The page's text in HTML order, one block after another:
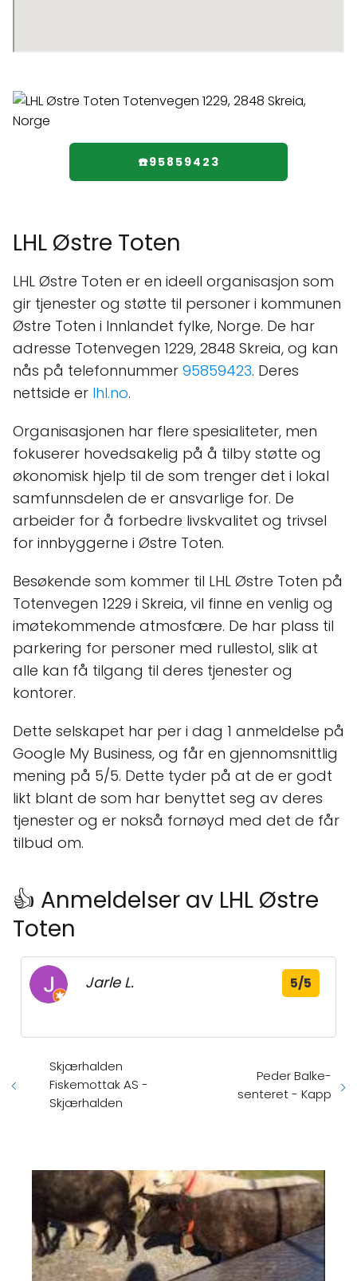
☎️95859423
LHL Østre Toten
LHL Østre Toten er en ideell organisasjon som
gir tjenester og støtte til personer i kommunen
Østre Toten i Innlandet fylke, Norge. De har
adresse Totenvegen 1229, 2848 Skreia, og kan
nås på telefonnummer 95859423. Deres
nettside er lhl.no.
Organisasjonen har flere spesialiteter, men
fokuserer hovedsakelig på å tilby støtte og
økonomisk hjelp til de som trenger det i lokal
samfunnsdelen de er ansvarlige for. De
arbeider for å forbedre livskvalitet og trivsel
for innbyggerne i Østre Toten.
Besøkende som kommer til LHL Østre Toten på
Totenvegen 1229 i Skreia, vil finne en venlig og
imøtekommende atmosfære. De har plass til
parkering for personer med rullestol, slik at
alle kan få tilgang til deres tjenester og
kontorer.
Dette selskapet har per i dag 1 anmeldelse på
Google My Business, og får en gjennomsnittlig
mening på 5/5. Dette tyder på at de er godt
likt blant de som har benyttet seg av deres
tjenester og er nokså fornøyd med det de får
tilbud om.
👍 Anmeldelser av LHL Østre
Toten
Jarle L. 5/5
Skjærhalden
Fiskemottak AS -
Skjærhalden
Peder Balke-
senteret - Kapp